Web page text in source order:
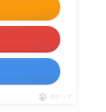
ポチップ